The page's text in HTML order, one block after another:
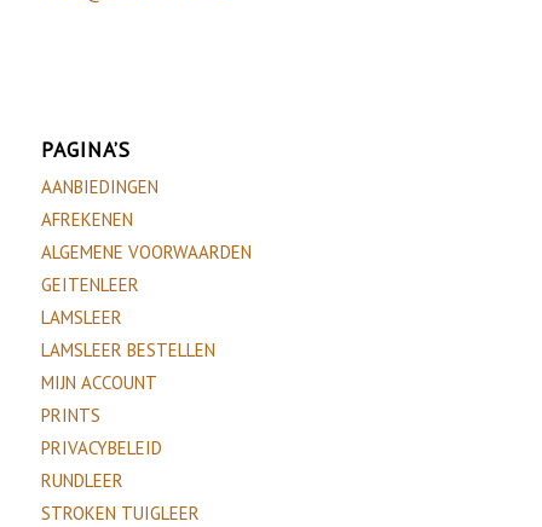
PAGINA’S
AANBIEDINGEN
AFREKENEN
ALGEMENE VOORWAARDEN
GEITENLEER
LAMSLEER
LAMSLEER BESTELLEN
MIJN ACCOUNT
PRINTS
PRIVACYBELEID
RUNDLEER
STROKEN TUIGLEER